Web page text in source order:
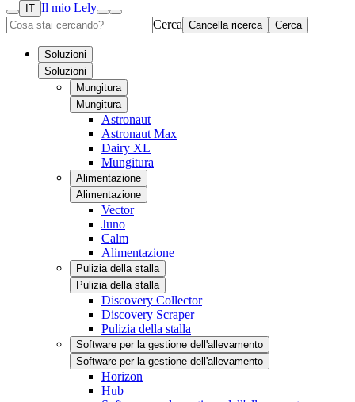
IT Il mio Lely
Cerca Cancella ricerca Cerca
Soluzioni
Soluzioni
Mungitura
Mungitura
Astronaut
Astronaut Max
Dairy XL
Mungitura
Alimentazione
Alimentazione
Vector
Juno
Calm
Alimentazione
Pulizia della stalla
Pulizia della stalla
Discovery Collector
Discovery Scraper
Pulizia della stalla
Software per la gestione dell'allevamento
Software per la gestione dell'allevamento
Horizon
Hub